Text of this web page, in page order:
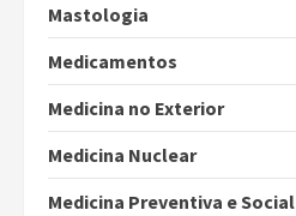
Mastologia
Medicamentos
Medicina no Exterior
Medicina Nuclear
Medicina Preventiva e Social